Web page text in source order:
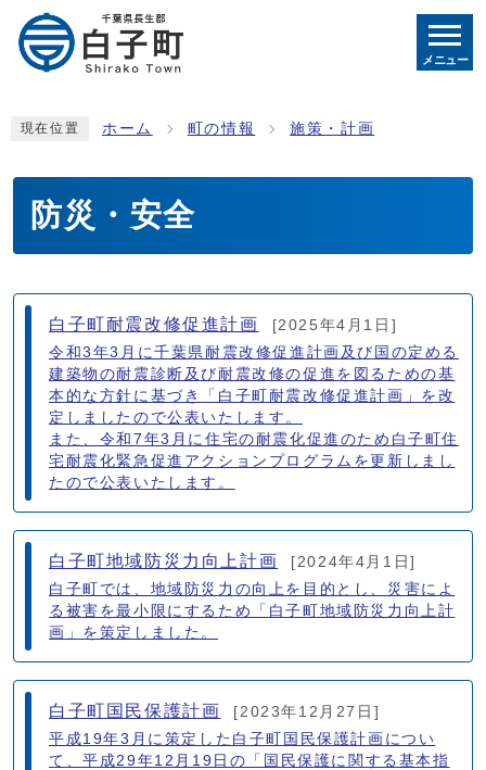
メニュー
現在位置 ホーム 町の情報 施策・計画
防災・安全
メインメニュー
白子町耐震改修促進計画
[2025年4月1日]
令和3年3月に千葉県耐震改修促進計画及び国の定める
建築物の耐震診断及び耐震改修の促進を図るための基
本的な方針に基づき「白子町耐震改修促進計画」を改
定しましたので公表いたします。
また、令和7年3月に住宅の耐震化促進のため白子町住
宅耐震化緊急促進アクションプログラムを更新しまし
たので公表いたします。
白子町地域防災力向上計画
[2024年4月1日]
白子町では、地域防災力の向上を目的とし、災害によ
る被害を最小限にするため「白子町地域防災力向上計
画」を策定しました。
白子町国民保護計画
[2023年12月27日]
平成19年3月に策定した白子町国民保護計画につい
て、平成29年12月19日の「国民保護に関する基本指